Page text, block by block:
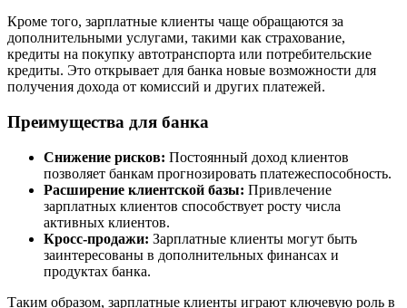
Кроме того, зарплатные клиенты чаще обращаются за
дополнительными услугами, такими как страхование,
кредиты на покупку автотранспорта или потребительские
кредиты. Это открывает для банка новые возможности для
получения дохода от комиссий и других платежей.
Преимущества для банка
Снижение рисков: Постоянный доход клиентов
позволяет банкам прогнозировать платежеспособность.
Расширение клиентской базы: Привлечение
зарплатных клиентов способствует росту числа
активных клиентов.
Кросс-продажи: Зарплатные клиенты могут быть
заинтересованы в дополнительных финансах и
продуктах банка.
Таким образом, зарплатные клиенты играют ключевую роль в